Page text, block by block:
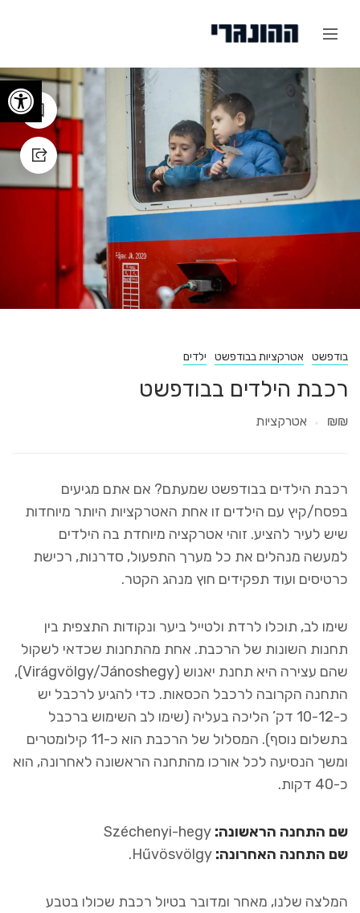
בודפשט אטרקציות בבודפשט ילדים
רכבת הילדים בבודפשט
₪₪ אטרקציות
רכבת הילדים בבודפשט שמעתם? אם אתם מגיעים
בפסח/קיץ עם הילדים זו אחת האטרקציות היותר מיוחדות
שיש לעיר להציע. זוהי אטרקציה מיוחדת בה הילדים
למעשה מנהלים את כל מערך התפעול, סדרנות, רכישת
כרטיסים ועוד תפקידים חוץ מנהג הקטר.
שימו לב, תוכלו לרדת ולטייל ביער ונקודות התצפית בין
תחנות השונות של הרכבת. אחת מהתחנות שכדאי לשקול
שהם עצירה היא תחנת יאנוש (Virágvölgy/Jánoshegy),
התחנה הקרובה לרכבל הכסאות. כדי להגיע לרכבל יש
כ-10-12 דק’ הליכה בעליה (שימו לב השימוש ברכבל
בתשלום נוסף). המסלול של הרכבת הוא כ-11 קילומטרים
ומשך הנסיעה לכל אורכו מהתחנה הראשונה לאחרונה, הוא
כ-40 דקות.
שם התחנה הראשונה:
שם התחנה האחרונה:
המלצה שלנו, מאחר ומדובר בטיול רכבת שכולו בטבע